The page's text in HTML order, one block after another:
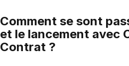
Comment se sont
et le lancement avec
Contrat ?